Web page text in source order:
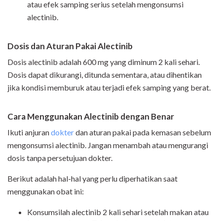
atau efek samping serius setelah mengonsumsi
alectinib.
Dosis dan Aturan Pakai Alectinib
Dosis alectinib adalah 600 mg yang diminum 2 kali sehari.
Dosis dapat dikurangi, ditunda sementara, atau dihentikan
jika kondisi memburuk atau terjadi efek samping yang berat.
Cara Menggunakan Alectinib dengan Benar
Ikuti anjurandokterdan aturan pakai pada kemasan sebelum
mengonsumsi alectinib. Jangan menambah atau mengurangi
dosis tanpa persetujuan dokter.
Berikut adalah hal-hal yang perlu diperhatikan saat
menggunakan obat ini:
Konsumsilah alectinib 2 kali sehari setelah makan atau